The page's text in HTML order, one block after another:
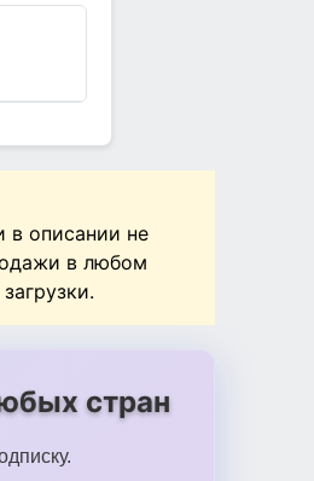
в описании не
в любом
стран